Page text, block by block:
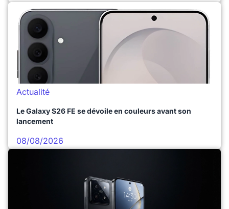
Actualité
Le Galaxy S26 FE se dévoile en couleurs avant son
lancement
08/08/2026